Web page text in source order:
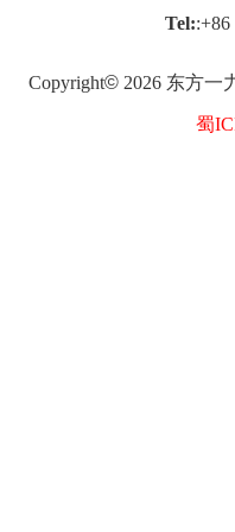
Tel::+86
Copyright© 2026 东方一
蜀